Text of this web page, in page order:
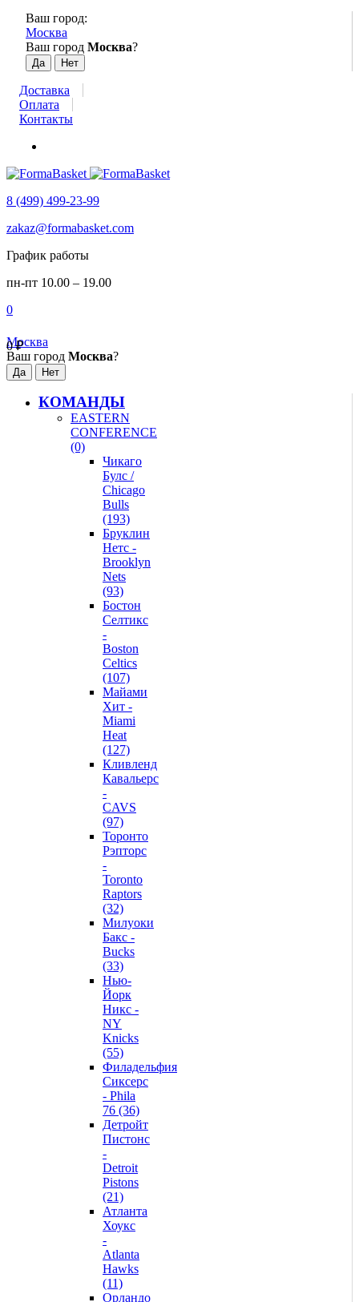
Ваш город:
Москва
Ваш город Москва?
Доставка
Оплата
Контакты
8 (499) 499-23-99
zakaz@formabasket.com
График работы
пн-пт 10.00 – 19.00
0
0₽
Москва
Ваш город Москва?
КОМАНДЫ
EASTERN
CONFERENCE
(0)
Чикаго
Булс /
Chicago
Bulls
(193)
Бруклин
Нетс -
Brooklyn
Nets
(93)
Бостон
Селтикс
-
Boston
Celtics
(107)
Майами
Хит -
Miami
Heat
(127)
Кливленд
Кавальерс
-
CAVS
(97)
Торонто
Рэпторс
-
Toronto
Raptors
(32)
Милуоки
Бакс -
Bucks
(33)
Нью-
Йорк
Никс -
NY
Knicks
(55)
Филадельфия
Сиксерс
- Phila
76 (36)
Детройт
Пистонс
-
Detroit
Pistons
(21)
Атланта
Хоукс
-
Atlanta
Hawks
(11)
Орландо